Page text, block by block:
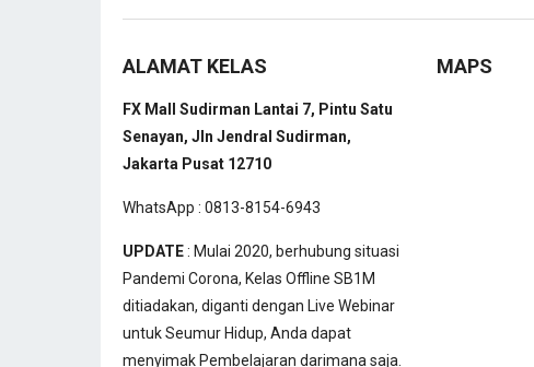
ALAMAT KELAS
FX Mall Sudirman Lantai 7, Pintu Satu
Senayan, Jln Jendral Sudirman,
Jakarta Pusat 12710
WhatsApp : 0813-8154-6943
UPDATE: Mulai 2020, berhubung situasi
Pandemi Corona, Kelas Offline SB1M
ditiadakan, diganti dengan Live Webinar
untuk Seumur Hidup, Anda dapat
menyimak Pembelajaran darimana saja.
MAPS